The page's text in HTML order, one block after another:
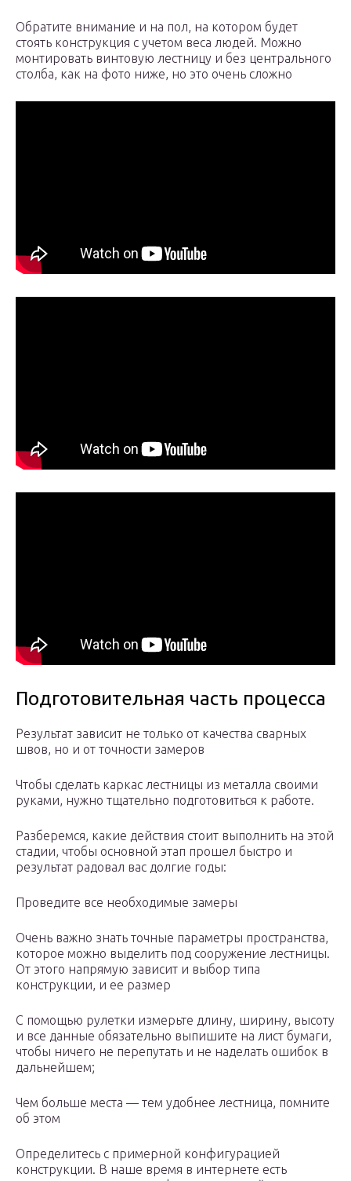
Обратите внимание и на пол, на котором будет
стоять конструкция с учетом веса людей. Можно
монтировать винтовую лестницу и без центрального
столба, как на фото ниже, но это очень сложно
Подготовительная часть процесса
Результат зависит не только от качества сварных
швов, но и от точности замеров
Чтобы сделать каркас лестницы из металла своими
руками, нужно тщательно подготовиться к работе.
Разберемся, какие действия стоит выполнить на этой
стадии, чтобы основной этап прошел быстро и
результат радовал вас долгие годы:
Проведите все необходимые замеры
Очень важно знать точные параметры пространства,
которое можно выделить под сооружение лестницы.
От этого напрямую зависит и выбор типа
конструкции, и ее размер
С помощью рулетки измерьте длину, ширину, высоту
и все данные обязательно выпишите на лист бумаги,
чтобы ничего не перепутать и не наделать ошибок в
дальнейшем;
Чем больше места — тем удобнее лестница, помните
об этом
Определитесь с примерной конфигурацией
конструкции. В наше время в интернете есть